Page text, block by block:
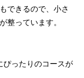
できるので、小さ
整っています。
ぴったりのコースが